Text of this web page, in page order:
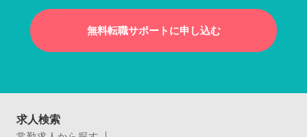
無料転職サポートに申し込む
求人検索